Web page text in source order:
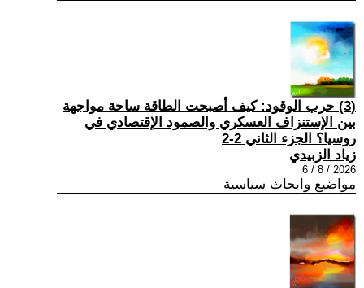
(3) حرب الوقود: كيف أصبحت الطاقة ساحة مواجهة
بين الإستنزاف العسكري والصمود الإقتصادي في
روسيا؟ الجزء الثاني 2-2
زياد الزبيدي
2026 / 8 / 6
مواضيع وابحاث سياسية